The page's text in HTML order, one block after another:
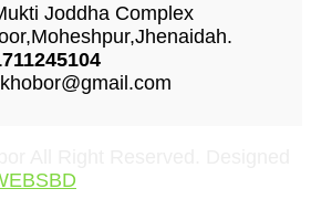
Joddha Complex